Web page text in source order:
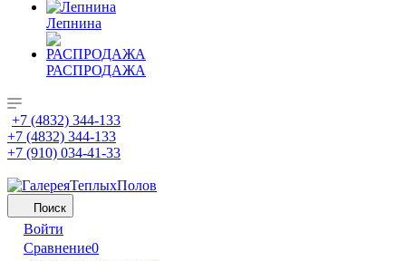
Лепнина
РАСПРОДАЖА
+7 (4832) 344-133
+7 (4832) 344-133
+7 (910) 034-41-33
Поиск
Войти
Сравнение0